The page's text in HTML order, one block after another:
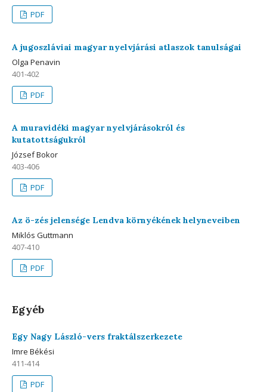
PDF
A jugoszláviai magyar nyelvjárási atlaszok tanulságai
Olga Penavin
401-402
PDF
A muravidéki magyar nyelvjárásokról és
kutatottságukról
József Bokor
403-406
PDF
Az ö-zés jelensége Lendva környékének helyneveiben
Miklós Guttmann
407-410
PDF
Egyéb
Egy Nagy László-vers fraktálszerkezete
Imre Békési
411-414
PDF